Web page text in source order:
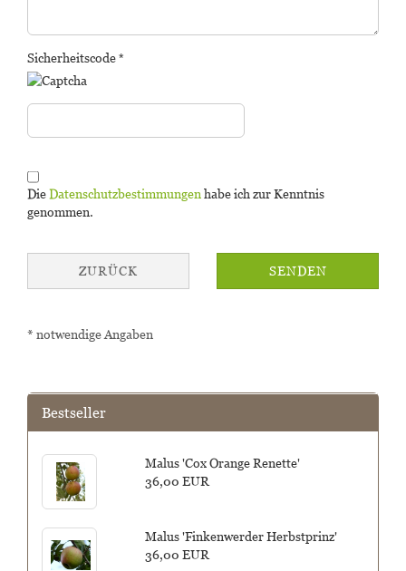
Sicherheitscode
DATENSCHUTZBESTIMMUNGEN
DieDatenschutzbestimmungen habe ich zur Kenntnis
genommen.
ZURÜCK SENDEN
* notwendige Angaben
Bestseller
Malus 'Cox Orange Renette'
36,00 EUR
Malus 'Finkenwerder Herbstprinz'
36,00 EUR